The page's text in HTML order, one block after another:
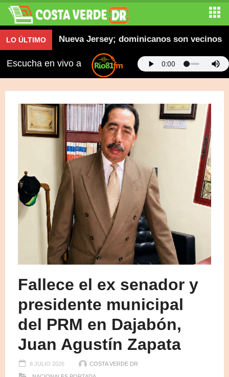
LO ÚLTIMOen Nueva Jersey; dominicanos son vecinos
Escucha en vivo a
Fallece el ex senador y
presidente municipal
del PRM en Dajabón,
Juan Agustín Zapata
8 JULIO 2026 COSTA VERDE DR